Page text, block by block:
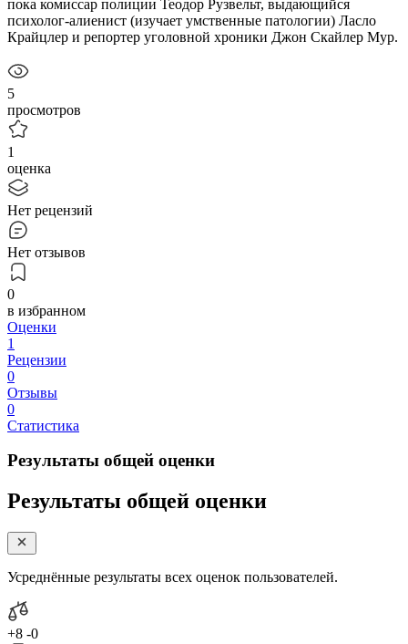
пока комиссар полиции Теодор Рузвельт, выдающийся
психолог-алиенист (изучает умственные патологии) Ласло
Крайцлер и репортер уголовной хроники Джон Скайлер Мур.
5
просмотров
1
оценка
Нет рецензий
Нет отзывов
0
в избранном
Оценки
1
Рецензии
0
Отзывы
0
Статистика
Результаты общей оценки
Результаты общей оценки
Усреднённые результаты всех оценок пользователей.
+8 -0